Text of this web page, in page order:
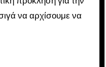
να αρχίσουμε να